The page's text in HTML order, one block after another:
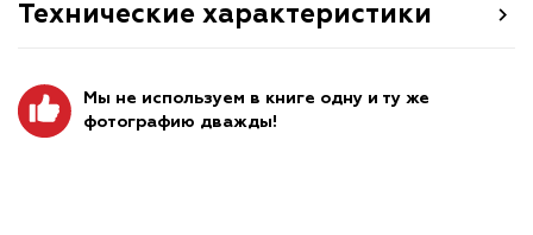
Технические характеристики
Мы не используем в книге одну и ту же
фотографию дважды!